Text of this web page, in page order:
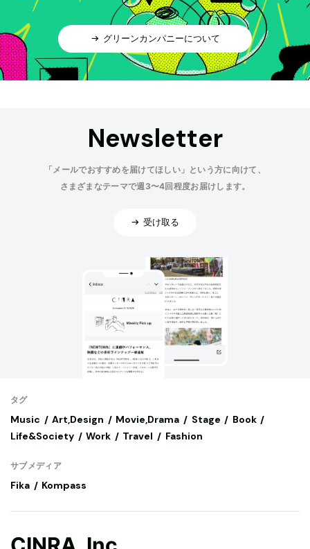
グリーンカンパニーについて
Newsletter
「メールでおすすめを届けてほしい」という方に向けて、
さまざまなテーマで週3〜4回程度お届けします。
受け取る
タグ
Music Art,Design Movie,Drama Stage
Book
Life&Society
Work Travel Fashion
サブメディア
Fika Kompass